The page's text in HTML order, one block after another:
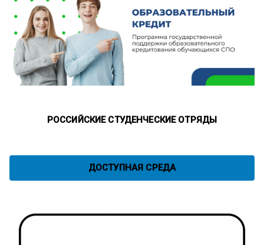
РОССИЙСКИЕ СТУДЕНЧЕСКИЕ ОТРЯДЫ
ДОСТУПНАЯ СРЕДА